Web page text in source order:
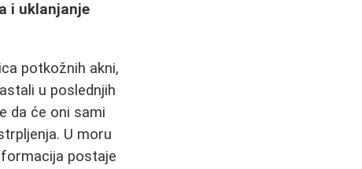
i uklanjanje
potkožnih akni,
u poslednjih
da će oni sami
U moru
postaje